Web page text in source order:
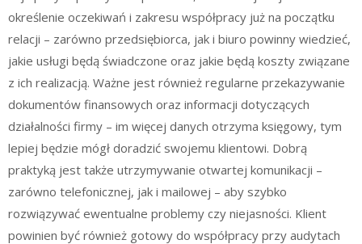
określenie oczekiwań i zakresu współpracy już na początku
relacji – zarówno przedsiębiorca, jak i biuro powinny wiedzieć,
jakie usługi będą świadczone oraz jakie będą koszty związane
z ich realizacją. Ważne jest również regularne przekazywanie
dokumentów finansowych oraz informacji dotyczących
działalności firmy – im więcej danych otrzyma księgowy, tym
lepiej będzie mógł doradzić swojemu klientowi. Dobrą
praktyką jest także utrzymywanie otwartej komunikacji –
zarówno telefonicznej, jak i mailowej – aby szybko
rozwiązywać ewentualne problemy czy niejasności. Klient
powinien być również gotowy do współpracy przy audytach